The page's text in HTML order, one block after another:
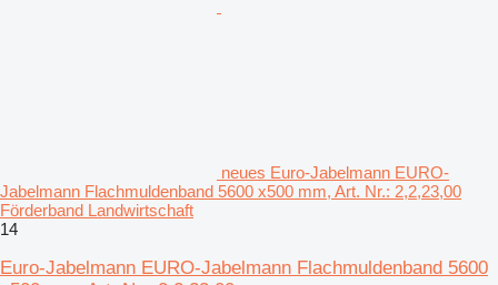
neues Euro-Jabelmann EURO-
Jabelmann Flachmuldenband 5600 x500 mm, Art. Nr.: 2,2,23,00
Förderband Landwirtschaft
14
Euro-Jabelmann EURO-Jabelmann Flachmuldenband 5600